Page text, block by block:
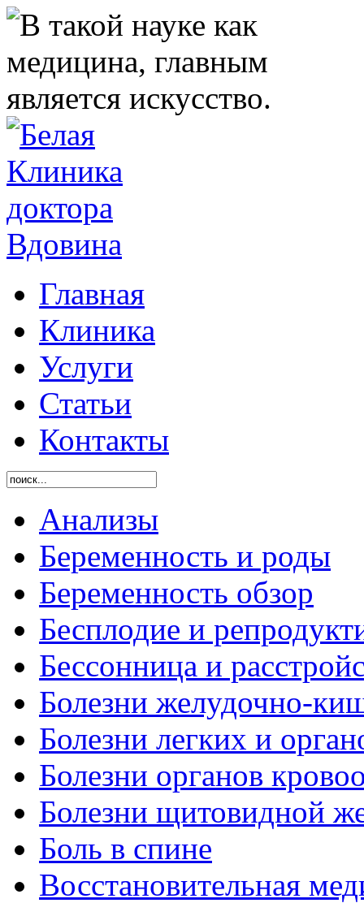
Главная
Клиника
Услуги
Статьи
Контакты
Анализы
Беременность и роды
Беременность обзор
Бесплодие и
Бессонница и
Болезни желудочно-
Болезни легких и
Болезни органов
Болезни щитовидной
Боль в спине
Восстановительная